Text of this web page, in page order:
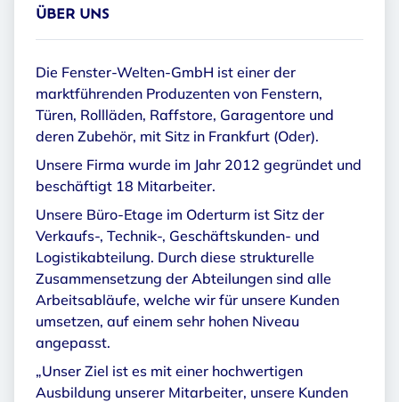
ÜBER UNS
Die Fenster-Welten-GmbH ist einer der
marktführenden Produzenten von Fenstern,
Türen, Rollläden, Raffstore, Garagentore und
deren Zubehör, mit Sitz in Frankfurt (Oder).
Unsere Firma wurde im Jahr 2012 gegründet und
beschäftigt 18 Mitarbeiter.
Unsere Büro-Etage im Oderturm ist Sitz der
Verkaufs-, Technik-, Geschäftskunden- und
Logistikabteilung. Durch diese strukturelle
Zusammensetzung der Abteilungen sind alle
Arbeitsabläufe, welche wir für unsere Kunden
umsetzen, auf einem sehr hohen Niveau
angepasst.
„Unser Ziel ist es mit einer hochwertigen
Ausbildung unserer Mitarbeiter, unsere Kunden